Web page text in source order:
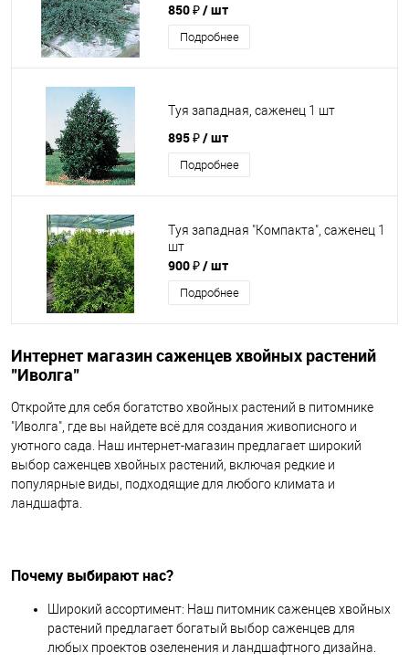
850 ₽/ шт
Подробнее
Туя западная, саженец 1 шт
895 ₽/ шт
Подробнее
Туя западная "Компакта", саженец 1
шт
900 ₽/ шт
Подробнее
Интернет магазин саженцев хвойных растений
"Иволга"
Откройте для себя богатство хвойных растений в питомнике
"Иволга", где вы найдете всё для создания живописного и
уютного сада. Наш интернет-магазин предлагает широкий
выбор саженцев хвойных растений, включая редкие и
популярные виды, подходящие для любого климата и
ландшафта.
Почему выбирают нас?
Широкий ассортимент: Наш питомник саженцев хвойных
растений предлагает богатый выбор саженцев для
любых проектов озеленения и ландшафтного дизайна.